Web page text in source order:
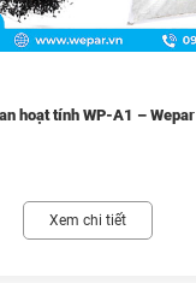
hoạt tính WP-A1 – Wepar
Xem chi tiết